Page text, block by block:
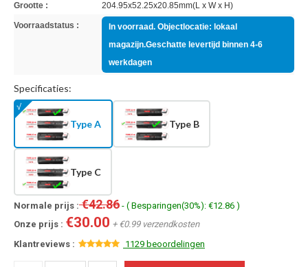
Grootte :
204.95x52.25x20.85mm(L x W x H)
Voorraadstatus :
In voorraad. Objectlocatie: lokaal
magazijn.Geschatte levertijd binnen 4-6
werkdagen
Specificaties:
Type A Type B
Type C
Normale prijs :€42.86 - ( Besparingen(30%): €12.86 )
Onze prijs : €30.00 + €0.99 verzendkosten
Klantreviews :
1129 beoordelingen